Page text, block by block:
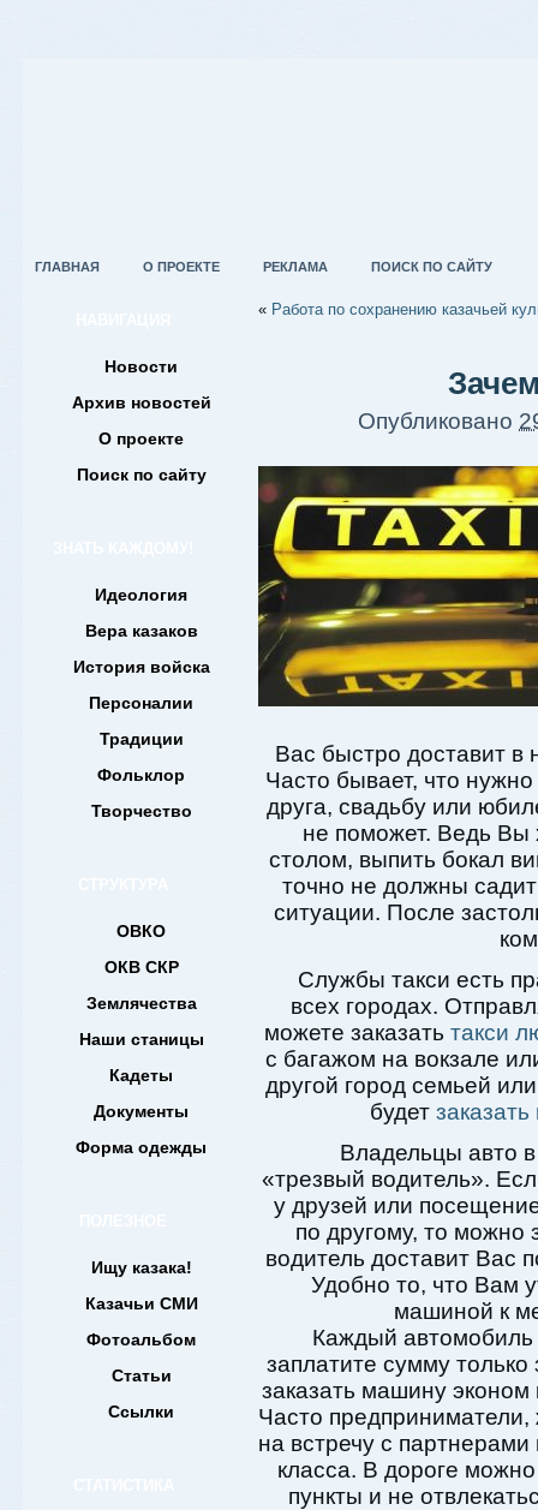
ГЛАВНАЯ О ПРОЕКТЕ РЕКЛАМА ПОИСК ПО САЙТУ
Новости
Архив новостей
О проекте
Поиск по сайту
Идеология
Вера казаков
История войска
Персоналии
Традиции
Фольклор
Творчество
ОВКО
ОКВ СКР
Землячества
Наши станицы
Кадеты
Документы
Форма одежды
Ищу казака!
Казачьи СМИ
Фотоальбом
Статьи
Ссылки
« Работа по сохранению казачьей
Опубликовано
Вас быстро доставит
Часто бывает, что
друга, свадьбу или
не поможет. Ведь Вы
столом, выпить бокал
точно не должны
ситуации. После
Службы такси есть
всех городах.
можете заказать такси
с багажом на вокзале
другой город семьей
будет
Владельцы авто в
«трезвый водитель».
у друзей или
по другому, то можно
водитель доставит Вас
Удобно то, что Вам
машиной к
Каждый
заплатите сумму
заказать машину
Часто
на встречу с партнерами
класса. В дороге
пункты и не